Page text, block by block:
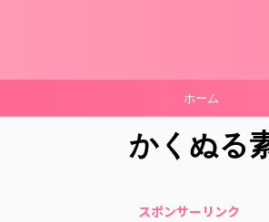
ホーム
かくぬる
スポンサーリンク